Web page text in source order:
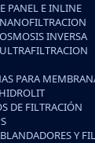
PANEL E INLINE
INVERSA
PARA
DE FILTRACIÓN
Y